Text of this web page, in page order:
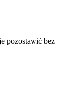
pozostawić bez